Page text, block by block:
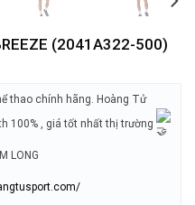
(2041A322-500)
thao chính hãng. Hoàng Tử
100% , giá tốt nhất thị trường
LONG